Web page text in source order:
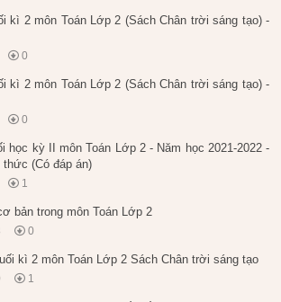
kì 2 môn Toán Lớp 2 (Sách Chân trời sáng tạo) -
0
kì 2 môn Toán Lớp 2 (Sách Chân trời sáng tạo) -
0
học kỳ II môn Toán Lớp 2 - Năm học 2021-2022 -
(Có đáp án)
1
bản trong môn Toán Lớp 2
0
kì 2 môn Toán Lớp 2 Sách Chân trời sáng tạo
1